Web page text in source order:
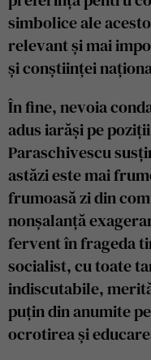
simbolice ale
relevant și mai
și conștiinței
În fine, nevoia
adus iarăși pe
Paraschivescu
astăzi este mai
frumoasă zi din
nonșalanță
fervent în frageda
socialist, cu toate
indiscutabile,
puțin din anumite
ocrotirea și